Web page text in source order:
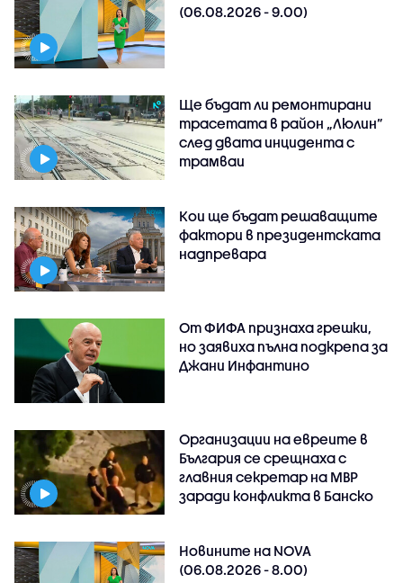
(06.08.2026 - 9.00)
Ще бъдат ли ремонтирани
трасетата в район „Люлин”
след двата инцидента с
трамваи
Кои ще бъдат решаващите
фактори в президентската
надпревара
От ФИФА признаха грешки,
но заявиха пълна подкрепа за
Джани Инфантино
Организации на евреите в
България се срещнаха с
главния секретар на МВР
заради конфликта в Банско
Новините на NOVA
(06.08.2026 - 8.00)